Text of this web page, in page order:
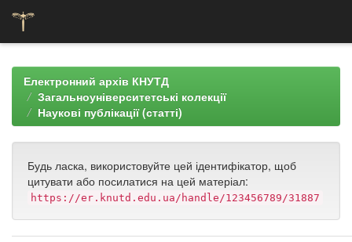
navigationЕлектронний архів КНУТД
Загальноуніверситетські колекції
Наукові публікації (статті)
Будь ласка, використовуйте цей ідентифікатор, щоб
цитувати або посилатися на цей матеріал:
https://er.knutd.edu.ua/handle/123456789/31887